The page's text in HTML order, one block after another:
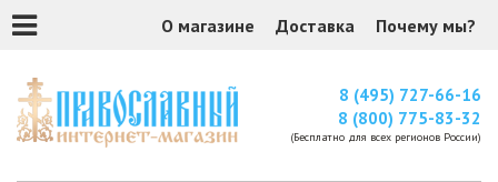
О магазине Доставка Почему мы?
8 (495) 727-66-16
8 (800) 775-83-32
(Бесплатно для всех регионов России)